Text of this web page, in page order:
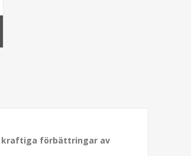
kraftiga förbättringar av